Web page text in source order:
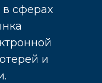
сферах
и